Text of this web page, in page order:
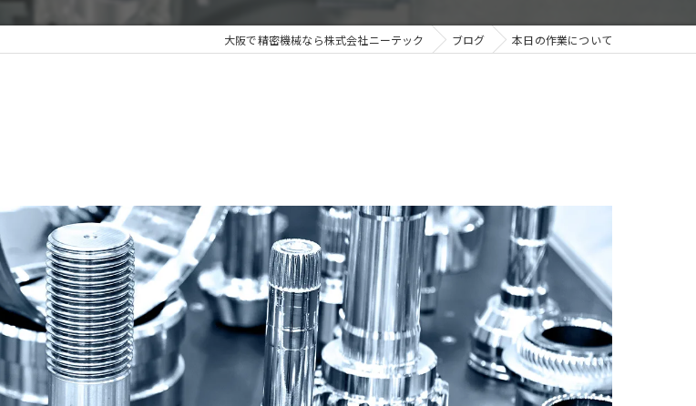
大阪で精密機械なら株式会社ニーテック ブログ 本日の作業について